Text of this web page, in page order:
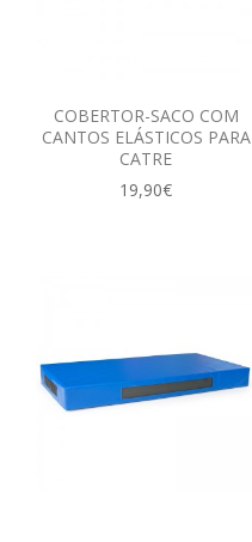
COBERTOR-SACO COM
CANTOS ELÁSTICOS PARA
CATRE
19,90€